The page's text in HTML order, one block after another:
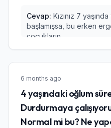
Cevap: Kızınız 7
başlamışsa, bu erken
çocukların...
6 months ago
4 yaşındaki oğlum
Durdurmaya
Normal mi bu? Ne